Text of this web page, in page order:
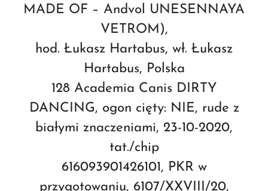
MADE OF – Andvol UNESENNAYA
VETROM),
hod. Łukasz Hartabus, wł. Łukasz
Hartabus, Polska
128 Academia Canis DIRTY
DANCING, ogon cięty: NIE, rude z
białymi znaczeniami, 23-10-2020,
tat./chip
616093901426101, PKR w
przygotowaniu, 6107/XXVIII/20,